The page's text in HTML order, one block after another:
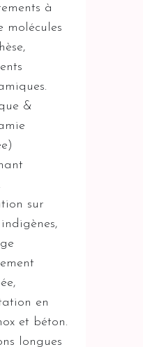
à
molécules
&
sur
en
et béton.
longues